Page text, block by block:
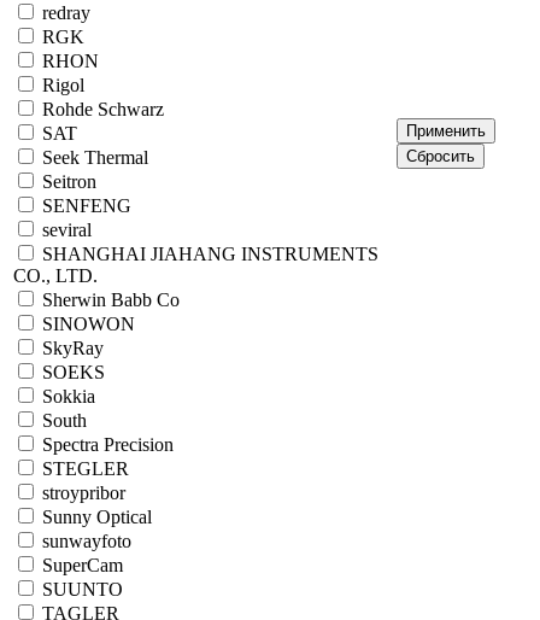
redray
RGK
RHON
Rigol
Rohde Schwarz
SAT
Seek Thermal
Seitron
SENFENG
seviral
SHANGHAI JIAHANG INSTRUMENTS
CO., LTD.
Sherwin Babb Co
SINOWON
SkyRay
SOEKS
Sokkia
South
Spectra Precision
STEGLER
stroypribor
Sunny Optical
sunwayfoto
SuperCam
SUUNTO
TAGLER